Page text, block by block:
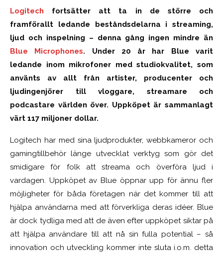
Logitech fortsätter att ta in de större och
framförallt ledande beståndsdelarna i streaming,
ljud och inspelning – denna gång ingen mindre än
Blue Microphones. Under 20 år har Blue varit
ledande inom mikrofoner med studiokvalitet, som
använts av allt från artister, producenter och
ljudingenjörer till vloggare, streamare och
podcastare världen över. Uppköpet är sammanlagt
värt 117 miljoner dollar.
Logitech har med sina ljudprodukter, webbkameror och
gamingtillbehör länge utvecklat verktyg som gör det
smidigare för folk att streama och överföra ljud i
vardagen. Uppköpet av Blue öppnar upp för ännu fler
möjligheter för båda företagen när det kommer till att
hjälpa användarna med att förverkliga deras idéer. Blue
är dock tydliga med att de även efter uppköpet siktar på
att hjälpa användare till att nå sin fulla potential – så
innovation och utveckling kommer inte sluta i.o.m. detta